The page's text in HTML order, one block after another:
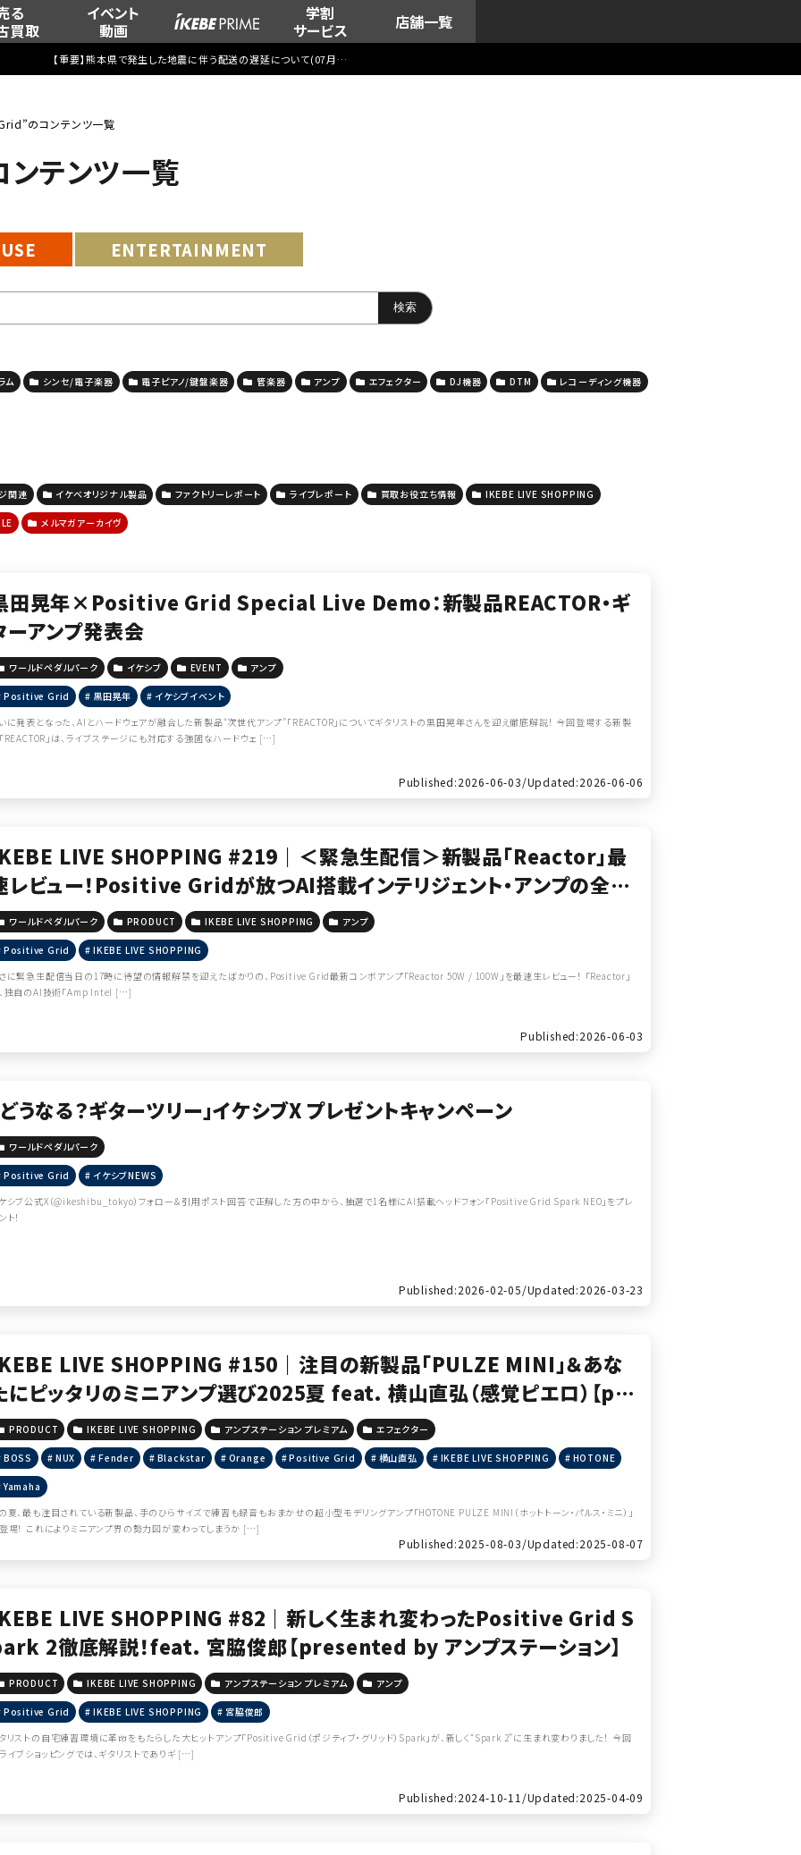
る
買取
イベント
動画
学割
サービス
店舗一覧
【重要】熊本県で発生した地震に伴う配送の遅延について(07月29日
のコンテンツ一覧
テンツ一覧
ENTERTAINMENT
ム シンセ/電子楽器 電子ピアノ/鍵盤楽器 管楽器 アンプ エフェクター DJ機器 DTM レコーディング機器
関連 イケベオリジナル製品 ファクトリーレポート ライブレポート 買取お役立ち情報 IKEBE LIVE SHOPPING
メルマガアーカイヴ
田晃年×Positive Grid Special Live Demo：新製品REACTOR・ギ
ーアンプ発表会
ワールドペダルパーク イケシブ EVENT アンプ
Positive Grid 黒田晃年
イケシブイベント
に発表となった、AIとハードウェアが融合した新製品“次世代アンプ”「REACTOR」についてギタリストの黒田晃年さんを迎え徹底解説！ 今回登場する新製
REACTOR」は、ライブステージにも対応する強固なハードウェ […]
Published:2026-06-03/Updated:2026-06-06
LIVE SHOPPING #219｜＜緊急生配信＞新製品「Reactor」最
レビュー！Positive Gridが放つAI搭載インテリジェント・アンプの全貌
presented by ワールドペダルパーク】
ワールドペダルパーク PRODUCT IKEBE LIVE SHOPPING アンプ
Positive Grid
IKEBE LIVE SHOPPING
に緊急生配信当日の17時に待望の情報解禁を迎えたばかりの、Positive Grid最新コンボアンプ「Reactor 50W / 100W」を最速生レビュー！ 「Reactor」
独自のAI技術「Amp Intel […]
Published:2026-06-03
どうなる？ギターツリー」イケシブX プレゼントキャンペーン
ワールドペダルパーク
Positive Grid
イケシブNEWS
シブ公式X（@ikeshibu_tokyo）フォロー＆引用ポスト回答で正解した方の中から、抽選で1名様にAI搭載ヘッドフォン「Positive Grid Spark NEO」をプレ
ト！
Published:2026-02-05/Updated:2026-03-23
LIVE SHOPPING #150｜注目の新製品「PULZE MINI」＆あな
にピッタリのミニアンプ選び2025夏 feat. 横山直弘（感覚ピエロ）【pr
by アンプステーション】
PRODUCT IKEBE LIVE SHOPPING アンプステーション プレミアム エフェクター
BOSS NUX Fender Blackstar Orange Positive Grid 横山直弘 IKEBE LIVE SHOPPING HOTONE
Yamaha
夏、最も注目されている新製品、手のひらサイズで練習も録音もおまかせの超小型モデリングアンプ「HOTONE PULZE MINI（ホットトーン・パルス・ミニ）」
場！ これによりミニアンプ界の勢力図が変わってしまうか […]
Published:2025-08-03/Updated:2025-08-07
LIVE SHOPPING #82｜新しく生まれ変わったPositive Grid S
2徹底解説！feat. 宮脇俊郎【presented by アンプステーション】
PRODUCT IKEBE LIVE SHOPPING アンプステーション プレミアム アンプ
Positive Grid IKEBE LIVE SHOPPING
宮脇俊郎
リストの自宅練習環境に革命をもたらした大ヒットアンプ「Positive Grid（ポジティブ・グリッド）Spark」が、新しく“Spark 2”に生まれ変わりました！ 今回
イブショッピングでは、ギタリストでありギ […]
Published:2024-10-11/Updated:2025-04-09